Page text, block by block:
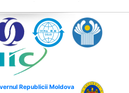
Republicii Moldova